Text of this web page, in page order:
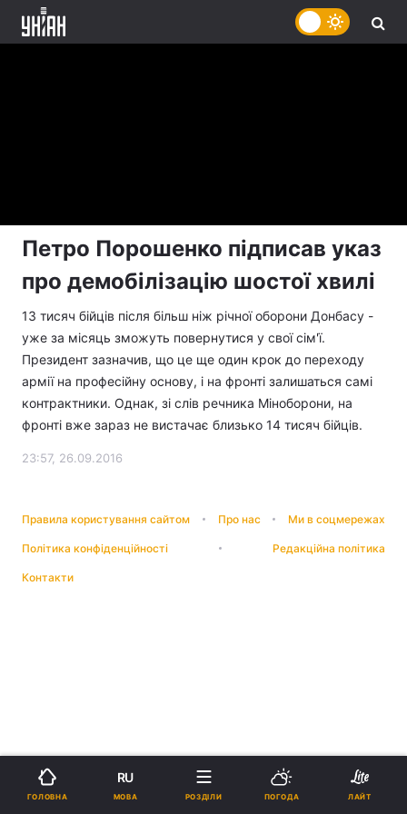
Петро Порошенко підписав указ
про демобілізацію шостої хвилі
13 тисяч бійців після більш ніж річної оборони Донбасу -
уже за місяць зможуть повернутися у свої сім'ї.
Президент зазначив, що це ще один крок до переходу
армії на професійну основу, і на фронті залишаться самі
контрактники. Однак, зі слів речника Міноборони, на
фронті вже зараз не вистачає близько 14 тисяч бійців.
23:57, 26.09.2016
Правила користування сайтом Про нас Ми в соцмережах
Політика конфіденційності Редакційна політика
Контакти
ГОЛОВНА
RU
МОВА РОЗДІЛИ ПОГОДА ЛАЙТ